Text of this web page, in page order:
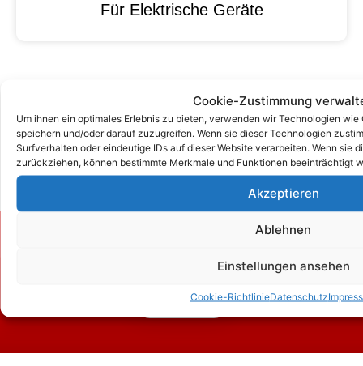
Cookie-Zustimmung
Um ihnen ein optimales Erlebnis zu bieten, verwenden wir Technologien
speichern und/oder darauf zuzugreifen. Wenn sie dieser Technologien
Surfverhalten oder eindeutige IDs auf dieser Website verarbeiten. Wenn sie
zurückziehen, können bestimmte Merkmale und Funktionen beeinträchtigt
Akzeptieren
Ablehnen
Einstellungen ansehen
Cookie-RichtlinieDatenschutz
Für Elektrische Geräte
Kontakt